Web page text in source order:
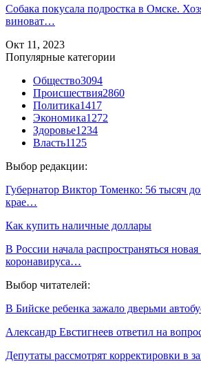
Собака покусала подростка в Омске.
виноват…
Окт 11, 2023
Популярные категории
Общество3094
Происшествия2860
Политика1417
Экономика1272
Здоровье1234
Власть1125
Выбор редакции:
Губернатор Виктор Томенко: 56 тысяч
крае…
Как купить наличные доллары
В России начала распространяться
коронавируса…
Выбор читателей:
В Бийске ребенка зажало дверьми
Александр Евстигнеев ответил на
Депутаты рассмотрят корректировки в